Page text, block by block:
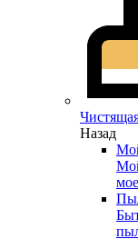
Назад